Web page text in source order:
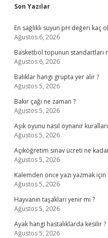
Sidebar
Son Yazılar
En sağlıklı suyun pH değeri kaç
Ağustos 6, 2026
Basketbol topunun standartları
Ağustos 6, 2026
Balıklar hangi grupta yer alır ?
Ağustos 5, 2026
Bakır çağı ne zaman ?
Ağustos 5, 2026
Aşık oyunu nasıl oynanır
Ağustos 5, 2026
Açıköğretim sınav ücreti ne
Ağustos 5, 2026
Kalemden önce yazı yazmak için
Ağustos 5, 2026
Hayvanın taşakları yenir mi ?
Ağustos 5, 2026
Ayak hangi hastalıklarda kesilir ?
Ağustos 5, 2026